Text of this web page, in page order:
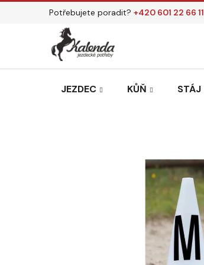
Přejít
Potřebujete poradit? +420 601 22 66 11
JEZDEC KŮŇ STÁJ